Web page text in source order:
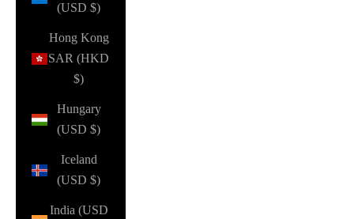
(USD $)
Hong Kong
SAR (HKD
$)
Hungary
(USD $)
Iceland
(USD $)
India (USD